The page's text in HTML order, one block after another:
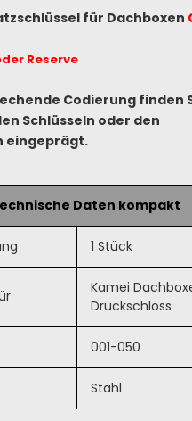
für Dachboxen
Reserve
Codierung finden
Schlüsseln oder den
eingeprägt.
Daten kompakt
1 Stück
Kamei
Druckschloss
001-050
Stahl